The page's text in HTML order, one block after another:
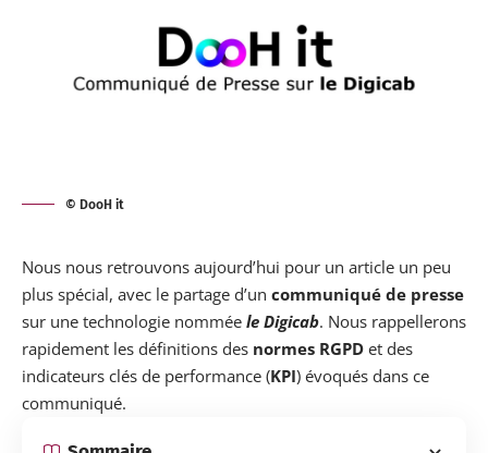
© DooH it
Nous nous retrouvons aujourd’hui pour un article un peu
plus spécial, avec le partage d’un communiqué de presse
sur une technologie nommée le Digicab. Nous rappellerons
rapidement les définitions des normes RGPD et des
indicateurs clés de performance (KPI) évoqués dans ce
communiqué.